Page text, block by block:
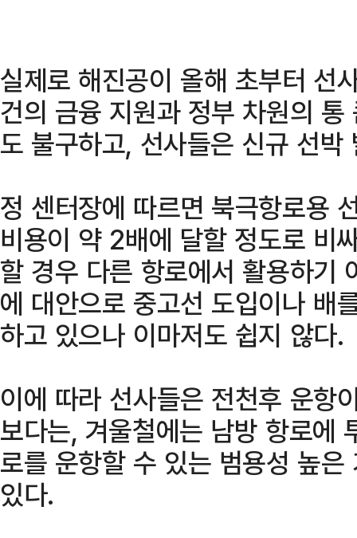
실제로 해진공이 올해 초부터 선
건의 금융 지원과 정부 차원의
도 불구하고, 선사들은 신규 선박
정 센터장에 따르면 북극항로용
비용이 약 2배에 달할 정도로 비
할 경우 다른 항로에서 활용하기
에 대안으로 중고선 도입이나 배
하고 있으나 이마저도 쉽지 않다.
이에 따라 선사들은 전천후 운항
보다는, 겨울철에는 남방 항로에
로를 운항할 수 있는 범용성 높
있다.